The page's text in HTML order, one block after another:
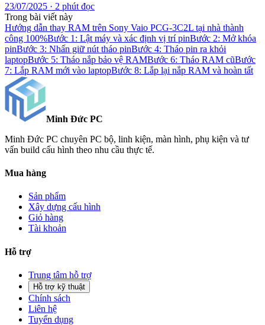
23/07/2025 · 2 phút đọc
Trong bài viết này
Hướng dẫn thay RAM trên Sony Vaio PCG-3C2L tại nhà thành
công 100%Bước 1: Lật máy và xác định vị trí pinBước 2: Mở khóa
pinBước 3: Nhấn giữ nút tháo pinBước 4: Tháo pin ra khỏi
laptopBước 5: Tháo nắp bảo vệ RAMBước 6: Tháo RAM cũBước
7: Lắp RAM mới vào laptopBước 8: Lắp lại nắp RAM và hoàn tất
Minh Đức PC
Minh Đức PC chuyên PC bộ, linh kiện, màn hình, phụ kiện và tư
vấn build cấu hình theo nhu cầu thực tế.
Mua hàng
Sản phẩm
Xây dựng cấu hình
Giỏ hàng
Tài khoản
Hỗ trợ
Trung tâm hỗ trợ
Hỗ trợ kỹ thuật
Chính sách
Liên hệ
Tuyển dụng